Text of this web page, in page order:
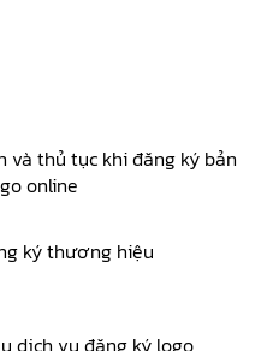
và thủ tục khi đăng ký bản
online
ký thương hiệu
dịch vụ đăng ký logo